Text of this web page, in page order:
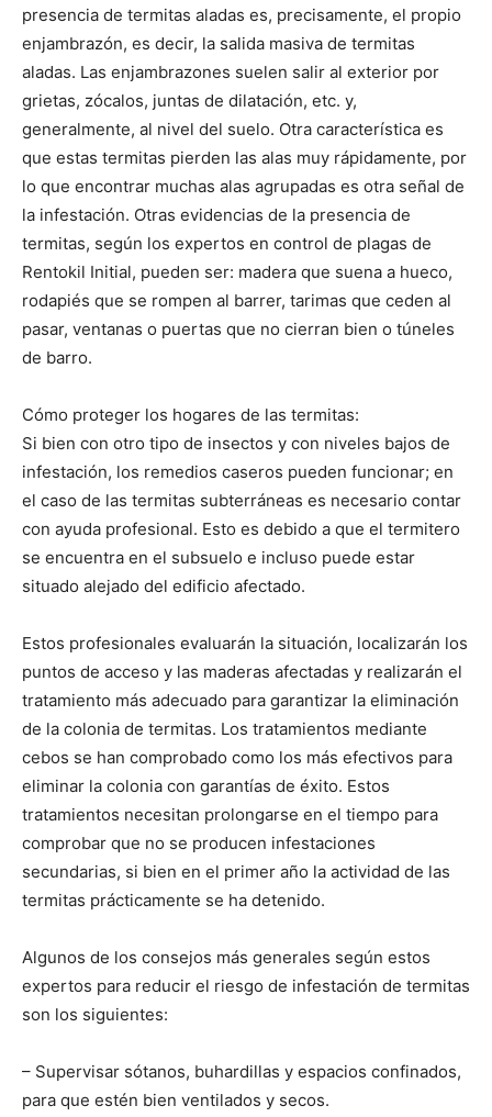
presencia de termitas aladas es, precisamente, el propio
enjambrazón, es decir, la salida masiva de termitas
aladas. Las enjambrazones suelen salir al exterior por
grietas, zócalos, juntas de dilatación, etc. y,
generalmente, al nivel del suelo. Otra característica es
que estas termitas pierden las alas muy rápidamente, por
lo que encontrar muchas alas agrupadas es otra señal de
la infestación. Otras evidencias de la presencia de
termitas, según los expertos en control de plagas de
Rentokil Initial, pueden ser: madera que suena a hueco,
rodapiés que se rompen al barrer, tarimas que ceden al
pasar, ventanas o puertas que no cierran bien o túneles
de barro.
Cómo proteger los hogares de las termitas:
Si bien con otro tipo de insectos y con niveles bajos de
infestación, los remedios caseros pueden funcionar; en
el caso de las termitas subterráneas es necesario contar
con ayuda profesional. Esto es debido a que el termitero
se encuentra en el subsuelo e incluso puede estar
situado alejado del edificio afectado.
Estos profesionales evaluarán la situación, localizarán los
puntos de acceso y las maderas afectadas y realizarán el
tratamiento más adecuado para garantizar la eliminación
de la colonia de termitas. Los tratamientos mediante
cebos se han comprobado como los más efectivos para
eliminar la colonia con garantías de éxito. Estos
tratamientos necesitan prolongarse en el tiempo para
comprobar que no se producen infestaciones
secundarias, si bien en el primer año la actividad de las
termitas prácticamente se ha detenido.
Algunos de los consejos más generales según estos
expertos para reducir el riesgo de infestación de termitas
son los siguientes:
– Supervisar sótanos, buhardillas y espacios confinados,
para que estén bien ventilados y secos.